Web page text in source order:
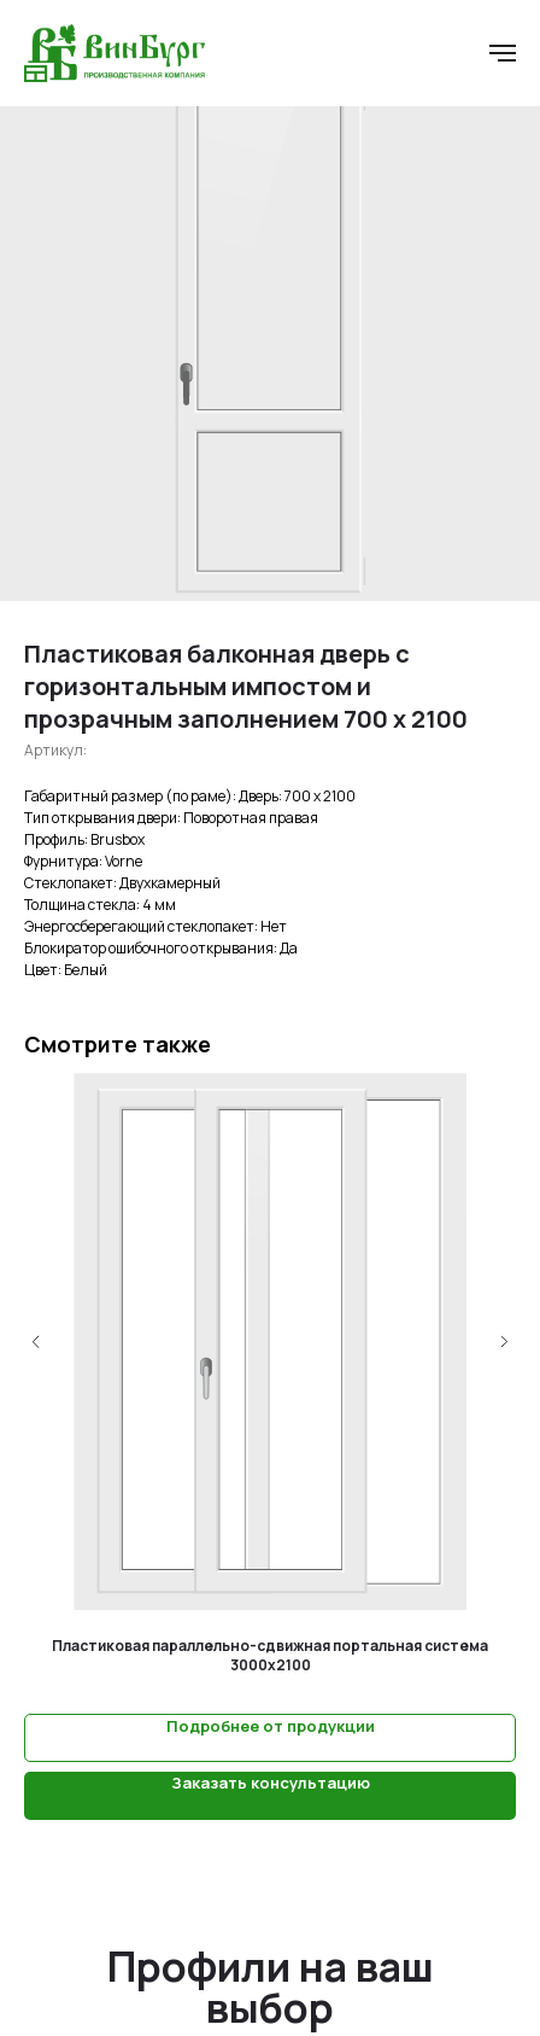
Пластиковая балконная дверь с
горизонтальным импостом и
прозрачным заполнением 700 x 2100
Артикул:
Габаритный размер (по раме): Дверь: 700 x 2100
Тип открывания двери: Поворотная правая
Профиль: Brusbox
Фурнитура: Vorne
Стеклопакет: Двухкамерный
Толщина стекла: 4 мм
Энергосберегающий стеклопакет: Нет
Блокиратор ошибочного открывания: Да
Цвет: Белый
Смотрите также
Пластиковая параллельно-сдвижная портальная система
3000x2100
Подробнее от продукции
Заказать консультацию
Профили на ваш
выбор